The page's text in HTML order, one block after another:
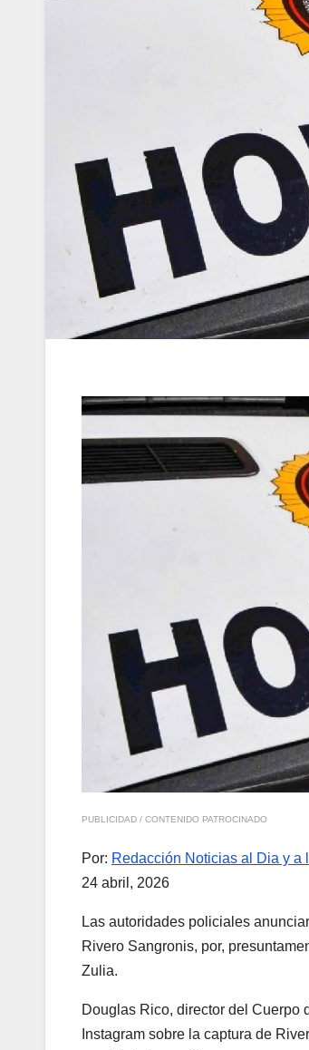
PUBLICIDAD / CONTENIDO PATROCINADO
Por: Redacción Noticias al Dia y a
24 abril, 2026
Las autoridades policiales
Rivero Sangronis, por,
Zulia.
Douglas Rico, director del Cuerpo
Instagram sobre la captura de